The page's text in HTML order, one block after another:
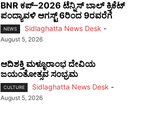
BNR ಕಪ್–2026 ಟೆನ್ನಿಸ್ ಬಾಲ್ ಕ್ರಿಕೆಟ್
ಪಂದ್ಯಾವಳಿ ಆಗಸ್ಟ್ 6ರಿಂದ 9ರವರೆಗೆ
NEWS Sidlaghatta News Desk -
August 5, 2026
ಆದಿಶಕ್ತಿ ಮಳ್ಳೂರಾಂಭ ದೇವಿಯ
ಜಯಂತೋತ್ಸವ ಸಂಭ್ರಮ
CULTURE Sidlaghatta News Desk -
August 5, 2026